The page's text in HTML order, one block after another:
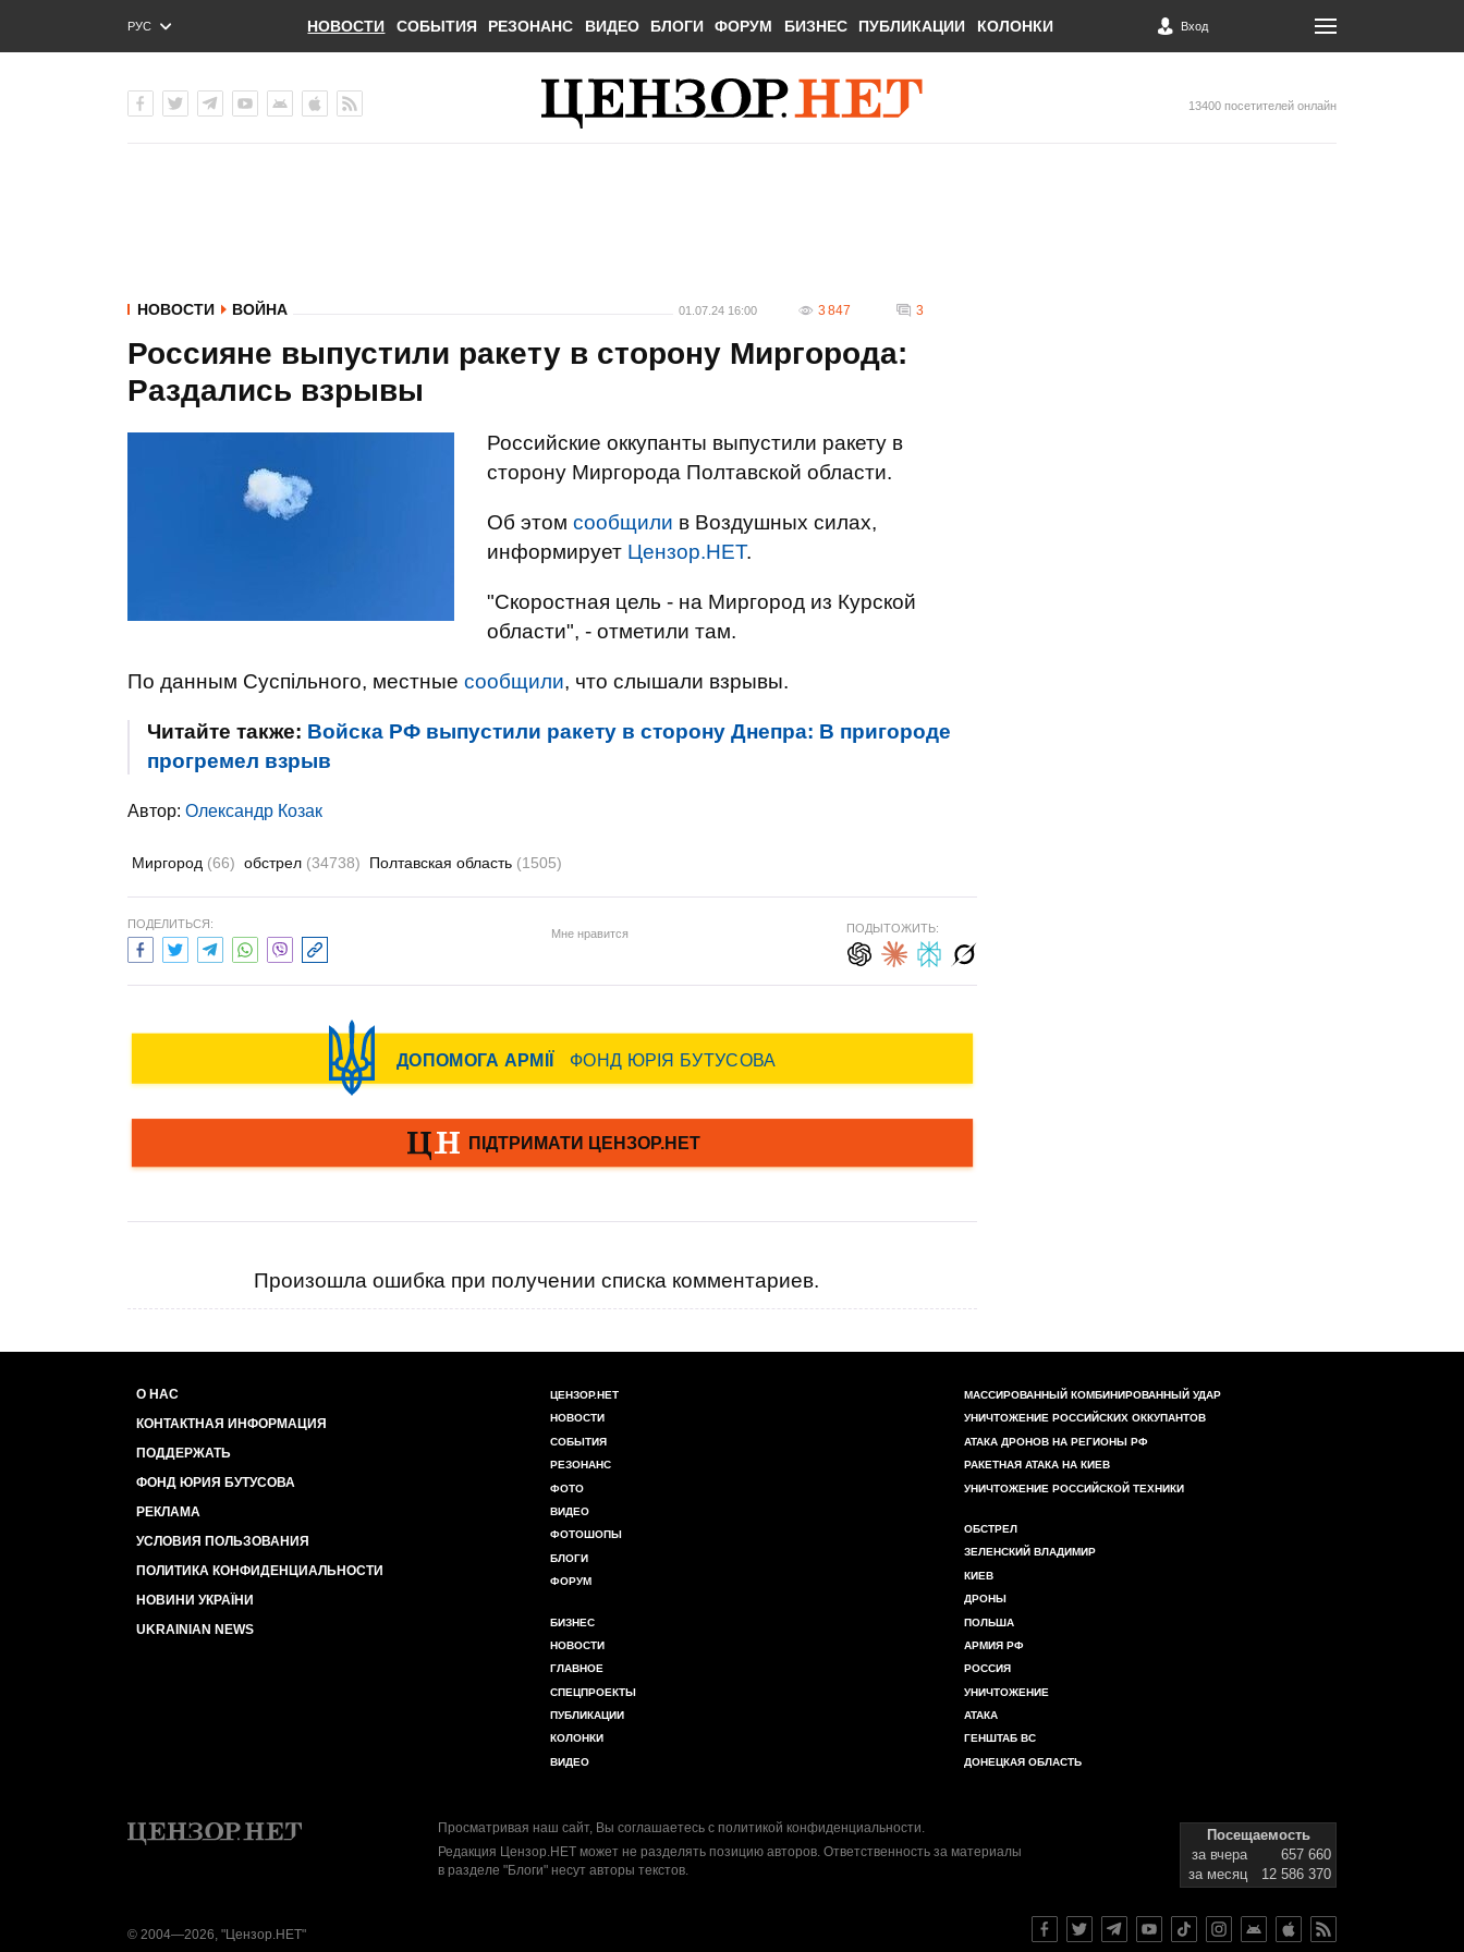
РУС
ENG
НОВОСТИ СОБЫТИЯ РЕЗОНАНС ВИДЕО БЛОГИ ФОРУМ БИЗНЕС ПУБЛИКАЦИИ КОЛОНКИ Вход
13400 посетителей онлайн
НОВОСТИ ВОЙНА 01.07.24 16:00 3 847 3
Россияне выпустили ракету в сторону Миргорода:
Раздались взрывы
Российские оккупанты выпустили ракету в
сторону Миргорода Полтавской области.
Об этом сообщили в Воздушных силах,
информирует Цензор.НЕТ.
"Скоростная цель - на Миргород из Курской
области", - отметили там.
По данным Суспільного, местные сообщили, что слышали взрывы.
Читайте также: Войска РФ выпустили ракету в сторону Днепра: В пригороде
прогремел взрыв
Автор: Олександр Козак
Миргород (66) обстрел (34738) Полтавская область (1505)
ПОДЕЛИТЬСЯ:
Мне нравится ПОДЫТОЖИТЬ:
Произошла ошибка при получении списка комментариев.
О НАС
КОНТАКТНАЯ ИНФОРМАЦИЯ
ПОДДЕРЖАТЬ
ФОНД ЮРИЯ БУТУСОВА
РЕКЛАМА
УСЛОВИЯ ПОЛЬЗОВАНИЯ
ПОЛИТИКА КОНФИДЕНЦИАЛЬНОСТИ
НОВИНИ УКРАЇНИ
UKRAINIAN NEWS
ЦЕНЗОР.НЕТ
НОВОСТИ
СОБЫТИЯ
РЕЗОНАНС
ФОТО
ВИДЕО
ФОТОШОПЫ
БЛОГИ
ФОРУМ
БИЗНЕС
НОВОСТИ
ГЛАВНОЕ
СПЕЦПРОЕКТЫ
ПУБЛИКАЦИИ
КОЛОНКИ
ВИДЕО
МАССИРОВАННЫЙ КОМБИНИРОВАННЫЙ УДАР
УНИЧТОЖЕНИЕ РОССИЙСКИХ ОККУПАНТОВ
АТАКА ДРОНОВ НА РЕГИОНЫ РФ
РАКЕТНАЯ АТАКА НА КИЕВ
УНИЧТОЖЕНИЕ РОССИЙСКОЙ ТЕХНИКИ
ОБСТРЕЛ
ЗЕЛЕНСКИЙ ВЛАДИМИР
КИЕВ
ДРОНЫ
ПОЛЬША
АРМИЯ РФ
РОССИЯ
УНИЧТОЖЕНИЕ
АТАКА
ГЕНШТАБ ВС
ДОНЕЦКАЯ ОБЛАСТЬ
Просматривая наш сайт, Вы соглашаетесь с политикой конфиденциальности.
Редакция Цензор.НЕТ может не разделять позицию авторов. Ответственность за материалы
в разделе "Блоги" несут авторы текстов.
Посещаемость
за вчера
657 660
за месяц
12 586 370
© 2004—2026, "Цензор.НЕТ"